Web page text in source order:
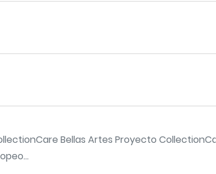
Bellas Artes Proyecto